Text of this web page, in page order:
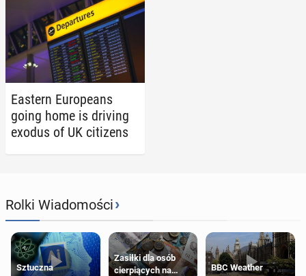
Eastern Eu­ro­peans
going home is driving
exodus of UK cit­i­zens
Rolki Wiadomości›
Sztuczna
Zasiłki dla osób
cierpiących na
BBC Weather